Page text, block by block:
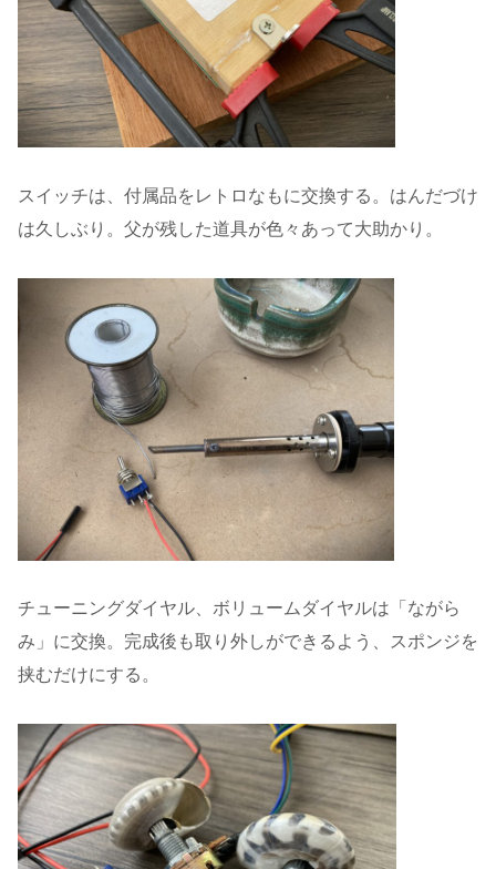
スイッチは、付属品をレトロなもに交換する。はんだづけ
は久しぶり。父が残した道具が色々あって大助かり。
チューニングダイヤル、ボリュームダイヤルは「ながら
み」に交換。完成後も取り外しができるよう、スポンジを
挟むだけにする。